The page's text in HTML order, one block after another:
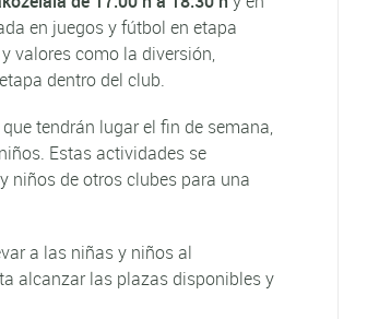
en juegos y fútbol en etapa
valores como la diversión,
dentro del club.
que tendrán lugar el fin de semana,
Estas actividades se
niños de otros clubes para una
a las niñas y niños al
alcanzar las plazas disponibles y